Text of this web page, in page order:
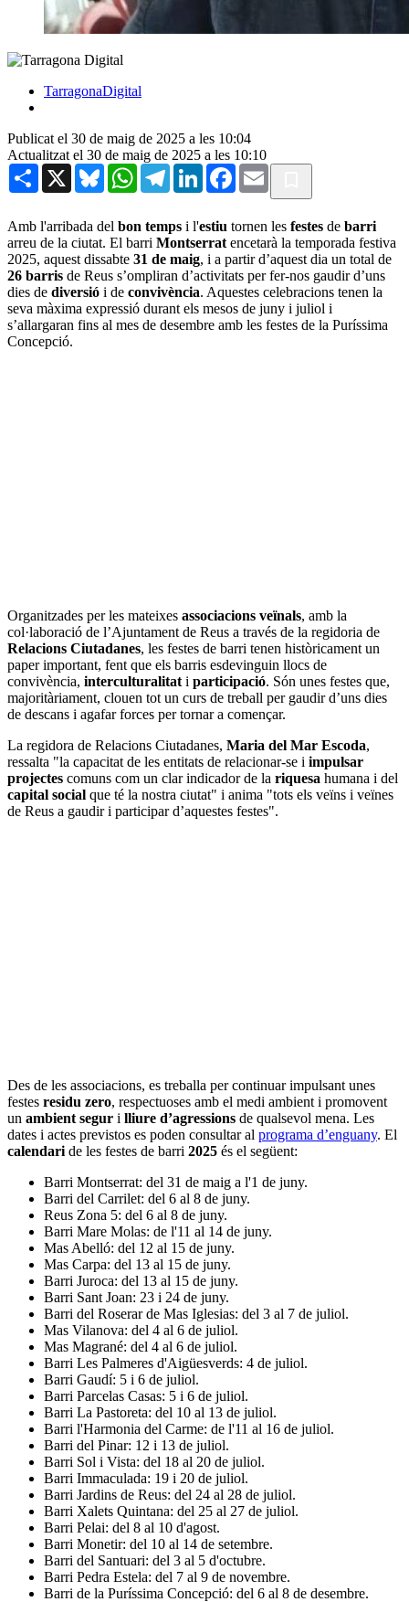
TarragonaDigital
Publicat el 30 de maig de 2025 a les 10:04
Actualitzat el 30 de maig de 2025 a les 10:10
Share X BlueskyWhatsAppTelegramLinkedInFacebook
Email
Amb l'arribada del bon temps i l'estiu tornen les festes de barri
arreu de la ciutat. El barri Montserrat encetarà la temporada festiva
2025, aquest dissabte 31 de maig, i a partir d’aquest dia un total de
26 barris de Reus s’ompliran d’activitats per fer-nos gaudir d’uns
dies de diversió i de convivència. Aquestes celebracions tenen la
seva màxima expressió durant els mesos de juny i juliol i
s’allargaran fins al mes de desembre amb les festes de la Puríssima
Concepció.
Organitzades per les mateixes associacions veïnals, amb la
col·laboració de l’Ajuntament de Reus a través de la regidoria de
Relacions Ciutadanes, les festes de barri tenen històricament un
paper important, fent que els barris esdevinguin llocs de
convivència, interculturalitat i participació. Són unes festes que,
majoritàriament, clouen tot un curs de treball per gaudir d’uns dies
de descans i agafar forces per tornar a començar.
La regidora de Relacions Ciutadanes, Maria del Mar Escoda,
ressalta "la capacitat de les entitats de relacionar-se i impulsar
projectes comuns com un clar indicador de la riquesa humana i del
capital social que té la nostra ciutat" i anima "tots els veïns i veïnes
de Reus a gaudir i participar d’aquestes festes".
Des de les associacions, es treballa per continuar impulsant unes
festes residu zero, respectuoses amb el medi ambient i promovent
un ambient segur i lliure d’agressions de qualsevol mena. Les
dates i actes previstos es poden consultar al programa d’enguany. El
calendari de les festes de barri 2025 és el següent:
Barri Montserrat: del 31 de maig a l'1 de juny.
Barri del Carrilet: del 6 al 8 de juny.
Reus Zona 5: del 6 al 8 de juny.
Barri Mare Molas: de l'11 al 14 de juny.
Mas Abelló: del 12 al 15 de juny.
Mas Carpa: del 13 al 15 de juny.
Barri Juroca: del 13 al 15 de juny.
Barri Sant Joan: 23 i 24 de juny.
Barri del Roserar de Mas Iglesias: del 3 al 7 de juliol.
Mas Vilanova: del 4 al 6 de juliol.
Mas Magrané: del 4 al 6 de juliol.
Barri Les Palmeres d'Aigüesverds: 4 de juliol.
Barri Gaudí: 5 i 6 de juliol.
Barri Parcelas Casas: 5 i 6 de juliol.
Barri La Pastoreta: del 10 al 13 de juliol.
Barri l'Harmonia del Carme: de l'11 al 16 de juliol.
Barri del Pinar: 12 i 13 de juliol.
Barri Sol i Vista: del 18 al 20 de juliol.
Barri Immaculada: 19 i 20 de juliol.
Barri Jardins de Reus: del 24 al 28 de juliol.
Barri Xalets Quintana: del 25 al 27 de juliol.
Barri Pelai: del 8 al 10 d'agost.
Barri Monetir: del 10 al 14 de setembre.
Barri del Santuari: del 3 al 5 d'octubre.
Barri Pedra Estela: del 7 al 9 de novembre.
Barri de la Puríssima Concepció: del 6 al 8 de desembre.